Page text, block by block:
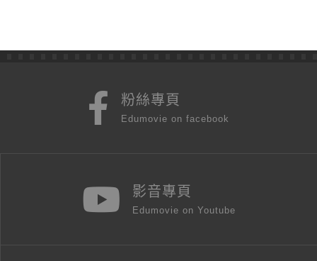
粉絲專頁
Edumovie on facebook
影音專頁
Edumovie on Youtube